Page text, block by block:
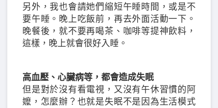
另外，我也會請她們縮短午睡時間，或是不
要午睡。晚上吃飯前，再去外面活動一下。
晚餐後，就不要再喝茶、咖啡等提神飲料，
這樣，晚上就會很好入睡。
高血壓、心臟病等，都會造成失眠
但是對於沒有看電視，又沒有午休習慣的阿
嬤，怎麼辦？也就是失眠不是因為生活模式